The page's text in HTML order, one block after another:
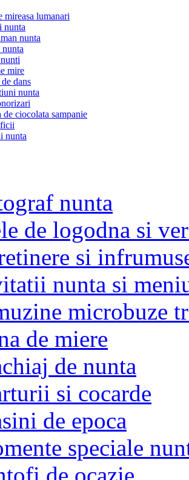
mireasa lumanari
nunta
nunta
mire
dans
nunta
de ciocolata sampanie
nunta
nunta
de logodna si
si
nunta si
microbuze
de miere
de nunta
si cocarde
de epoca
speciale
de ocazie